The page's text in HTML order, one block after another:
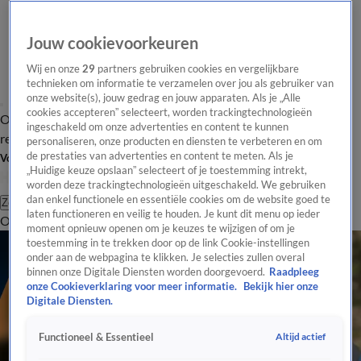
Overzicht Laatste nieuws Regionieuws Het beste van Hart
Tip de
redactie
Volg Hart van Nederland
Zoeken
OverzichtRegioUitzendingenWeerTip de redactiePanelVideo's
Jouw cookievoorkeuren
Wij en onze29 partners gebruiken cookies en vergelijkbare
technieken om informatie te verzamelen over jou als gebruiker van
onze website(s), jouw gedrag en jouw apparaten. Als je „Alle
cookies accepteren” selecteert, worden trackingtechnologieën
ingeschakeld om onze advertenties en content te kunnen
personaliseren, onze producten en diensten te verbeteren en om
de prestaties van advertenties en content te meten. Als je
„Huidige keuze opslaan” selecteert of je toestemming intrekt,
worden deze trackingtechnologieën uitgeschakeld. We gebruiken
dan enkel functionele en essentiële cookies om de website goed te
laten functioneren en veilig te houden. Je kunt dit menu op ieder
moment opnieuw openen om je keuzes te wijzigen of om je
toestemming in te trekken door op de link Cookie-instellingen
onder aan de webpagina te klikken. Je selecties zullen overal
binnen onze Digitale Diensten worden doorgevoerd. Raadpleeg
onze Cookieverklaring voor meer informatie.
Bekijk hier onze
Digitale Diensten.
Functioneel & Essentieel Altijd actief